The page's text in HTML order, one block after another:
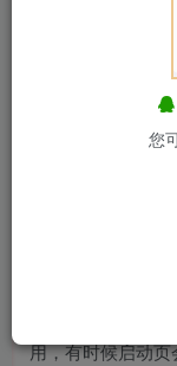
追鸭影视是一款
清，没有任何水
用，有时候启动
您